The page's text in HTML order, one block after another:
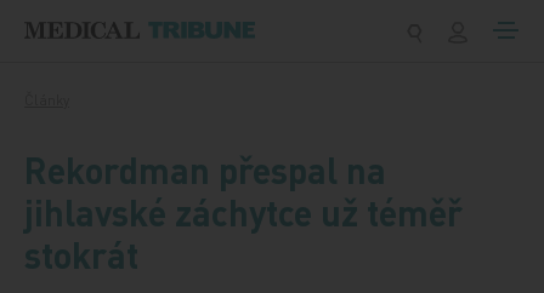
Rekordman přespal na
jihlavské záchytce už téměř
stokrát